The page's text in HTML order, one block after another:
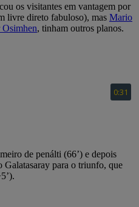
os visitantes em vantagem por
livre direto fabuloso), mas Mario
, tinham outros planos.
de penálti (66’) e depois
Galatasaray para o triunfo, que